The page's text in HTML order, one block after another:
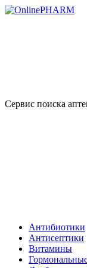
Сервис поиска
Антибиотики
Антисептики
Витамины